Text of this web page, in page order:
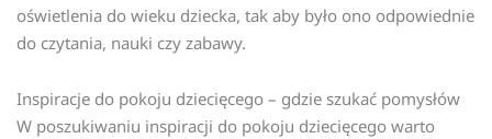
oświetlenia do wieku dziecka, tak aby było ono odpowiednie
do czytania, nauki czy zabawy.
Inspiracje do pokoju dziecięcego – gdzie szukać pomysłów
W poszukiwaniu inspiracji do pokoju dziecięcego warto